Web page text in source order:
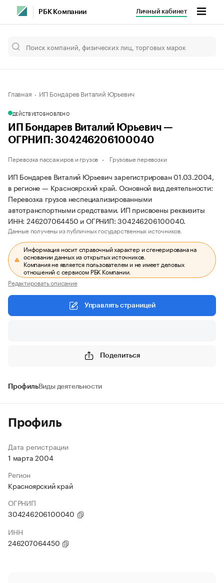
РБК Компании Личный кабинет
Главная ИП Бондарев Виталий Юрьевич
ДЕЙСТВУЕТОБНОВЛЕНО
ИП Бондарев Виталий Юрьевич —
ОГРНИП: 304246206100040
Перевозка пассажиров и грузов Грузовые перевозки
ИП Бондарев Виталий Юрьевич зарегистрирован 01.03.2004,
в регионе — Красноярский край. Основной вид деятельности:
Перевозка грузов неспециализированными
автотранспортными средствами. ИП присвоены реквизиты
ИНН: 246207064450 и ОГРНИП: 304246206100040.
Данные получены из публичных государственных источников.
Информация носит справочный характер и сгенерирована на
основании данных из открытых источников.
Компания не является пользователем и не имеет деловых
отношений с сервисом РБК Компании.
Редактировать описание
Управлять страницей
Поделиться
ПрофильВиды деятельности
Профиль
Дата регистрации
1 марта 2004
Регион
Красноярский край
ОГРНИП
304246206100040
ИНН
246207064450